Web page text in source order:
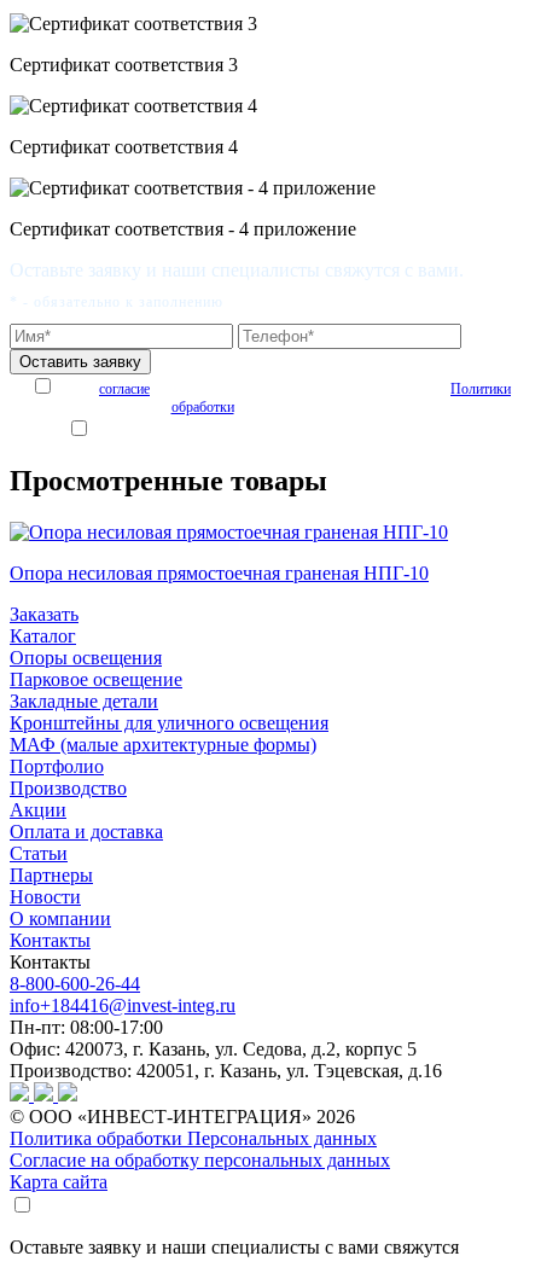
Сертификат соответствия 3
Сертификат соответствия 4
Сертификат соответствия - 4 приложение
Оставьте заявку и наши специалисты свяжутся с вами.
* - обязательно к заполнению
согласие
Политики
обработкиперсональных данных
Просмотренные товары
Опора несиловая прямостоечная граненая НПГ-10
Заказать
Каталог
Опоры освещения
Парковое освещение
Закладные детали
Кронштейны для уличного освещения
МАФ (малые архитектурные формы)
Портфолио
Производство
Акции
Оплата и доставка
Статьи
Партнеры
Новости
О компании
Контакты
Контакты
8-800-600-26-44
info+184416@invest-integ.ru
Пн-пт: 08:00-17:00
Офис: 420073, г. Казань, ул. Седова, д.2, корпус 5
Производство: 420051, г. Казань, ул. Тэцевская, д.16
© ООО «ИНВЕСТ-ИНТЕГРАЦИЯ» 2026
Политика обработки Персональных данных
Согласие на обработку персональных данных
Карта сайта
Оставьте заявку и наши специалисты с вами свяжутся